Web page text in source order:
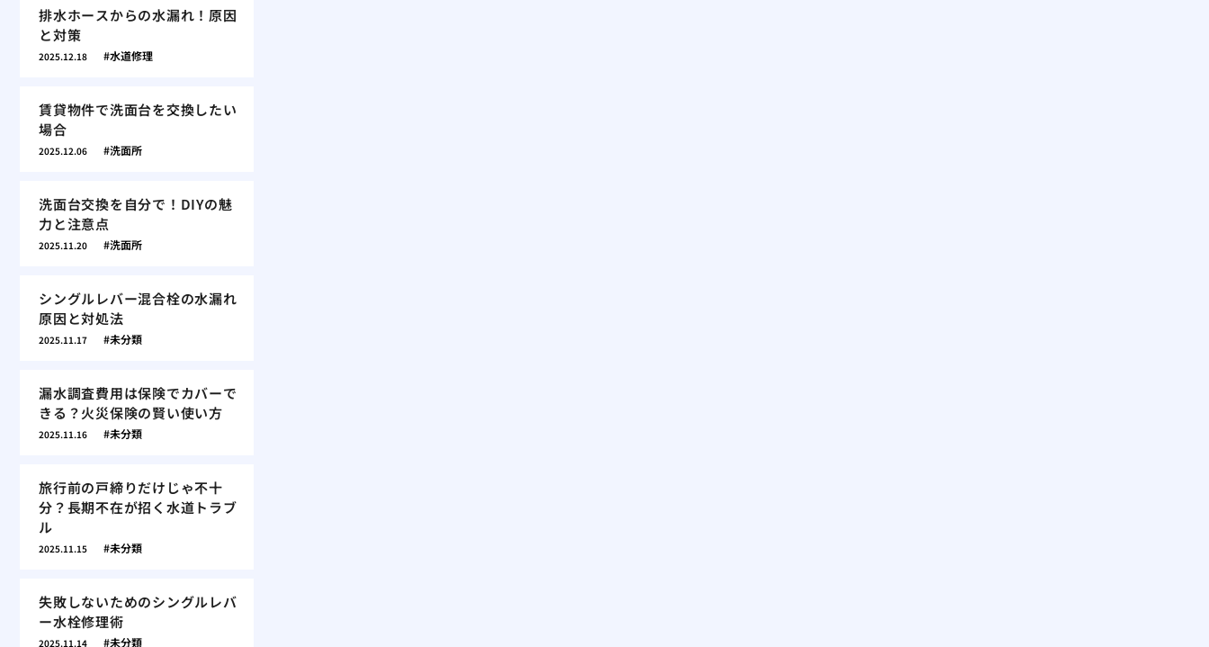
排水ホースからの水漏れ！原因
と対策
2025.12.18 水道修理
賃貸物件で洗面台を交換したい
場合
2025.12.06 洗面所
洗面台交換を自分で！DIYの魅
力と注意点
2025.11.20 洗面所
シングルレバー混合栓の水漏れ
原因と対処法
2025.11.17 未分類
漏水調査費用は保険でカバーで
きる？火災保険の賢い使い方
2025.11.16 未分類
旅行前の戸締りだけじゃ不十
分？長期不在が招く水道トラブ
ル
2025.11.15 未分類
失敗しないためのシングルレバ
ー水栓修理術
2025.11.14 未分類